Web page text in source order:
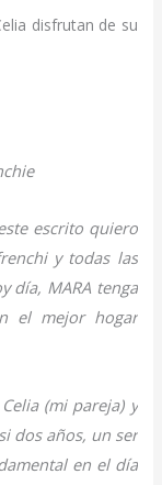
disfrutan de su
escrito quiero
y todas las
día, MARA tenga
el mejor hogar
(mi pareja) y
dos años, un ser
en el día